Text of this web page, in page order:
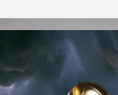
LIGA
POMÌ CASALMAGGIORE